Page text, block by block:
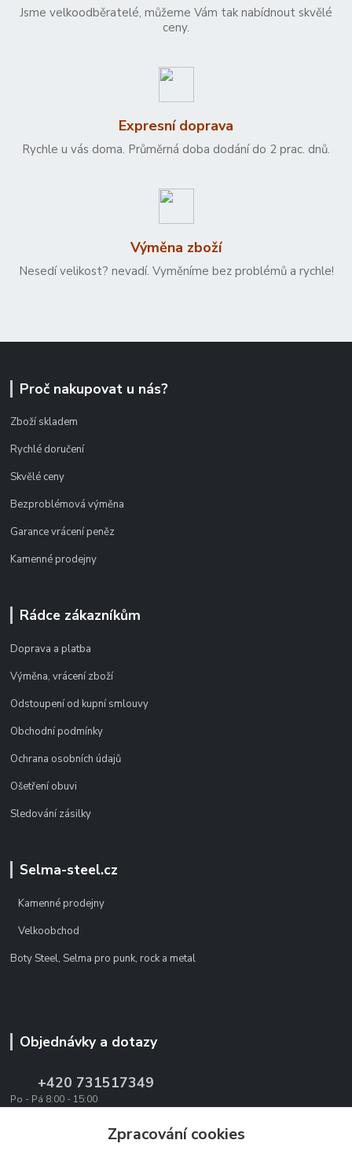
Jsme velkoodběratelé, můžeme Vám tak nabídnout skvělé
ceny.
Expresní doprava
Rychle u vás doma. Průměrná doba dodání do 2 prac. dnů.
Výměna zboží
Nesedí velikost? nevadí. Vyměníme bez problémů a rychle!
Proč nakupovat u nás?
Zboží skladem
Rychlé doručení
Skvělé ceny
Bezproblémová výměna
Garance vrácení peněz
Kamenné prodejny
Rádce zákazníkům
Doprava a platba
Výměna, vrácení zboží
Odstoupení od kupní smlouvy
Obchodní podmínky
Ochrana osobních údajů
Ošetření obuvi
Sledování zásilky
Selma-steel.cz
Kamenné prodejny
Velkoobchod
Boty Steel, Selma pro punk, rock a metal
Objednávky a dotazy
+420 731517349
Po - Pá 8:00 - 15:00
office@texevo.czZpracování cookies